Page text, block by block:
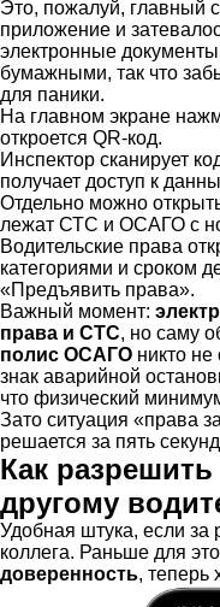
Это, пожалуй, главный
приложение и
электронные
бумажными, так что
для паники.
На главном экране
откроется QR-код.
Инспектор сканирует
получает доступ к
Отдельно можно
лежат СТС и ОСАГО с
Водительские права
категориями и сроком
«Предъявить права».
Важный момент:
права и СТС, но саму
полис ОСАГО никто не
знак аварийной
что физический
Зато ситуация «права
решается за пять
Как
другому
Удобная штука, если за
коллега. Раньше для
доверенность, теперь